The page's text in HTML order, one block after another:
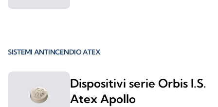
SISTEMI ANTINCENDIO ATEX
Dispositivi serie Orbis I.S.
Atex Apollo